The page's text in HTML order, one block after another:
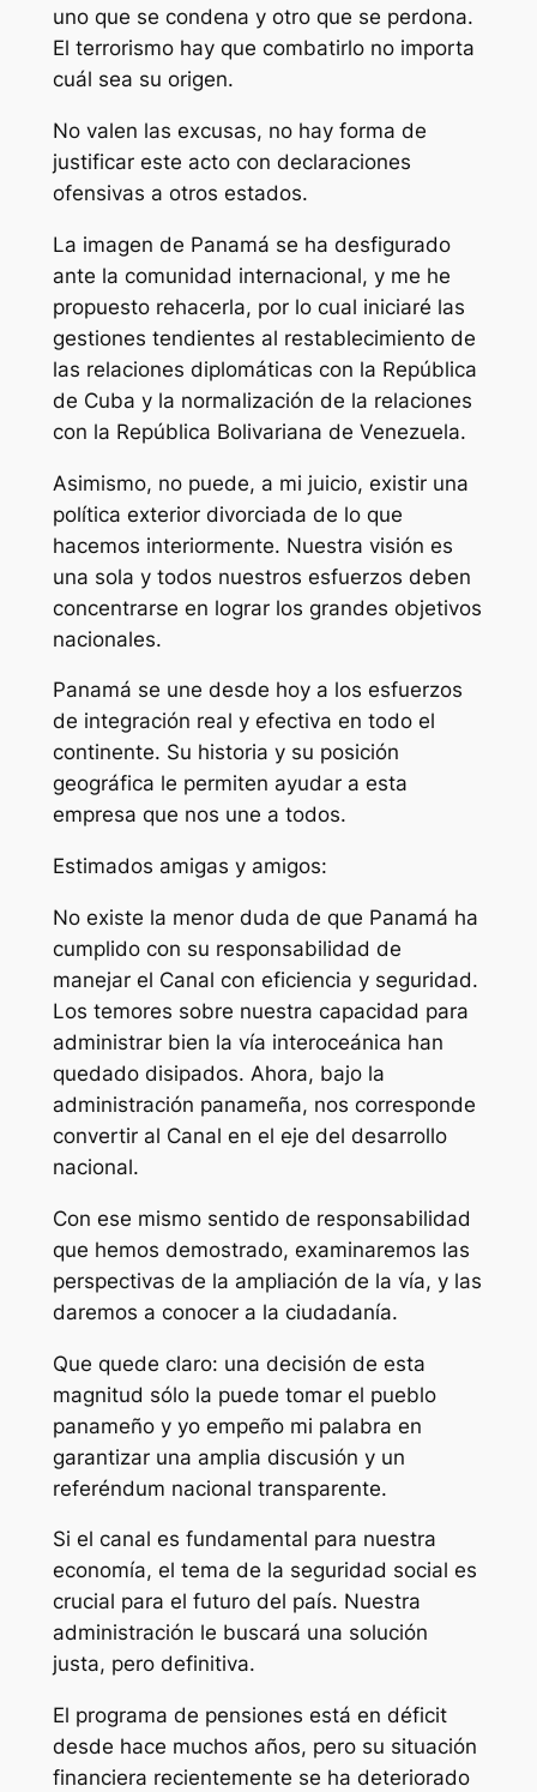
uno que se condena y otro que se perdona.
El terrorismo hay que combatirlo no importa
cuál sea su origen.
No valen las excusas, no hay forma de
justificar este acto con declaraciones
ofensivas a otros estados.
La imagen de Panamá se ha desfigurado
ante la comunidad internacional, y me he
propuesto rehacerla, por lo cual iniciaré las
gestiones tendientes al restablecimiento de
las relaciones diplomáticas con la República
de Cuba y la normalización de la relaciones
con la República Bolivariana de Venezuela.
Asimismo, no puede, a mi juicio, existir una
política exterior divorciada de lo que
hacemos interiormente. Nuestra visión es
una sola y todos nuestros esfuerzos deben
concentrarse en lograr los grandes objetivos
nacionales.
Panamá se une desde hoy a los esfuerzos
de integración real y efectiva en todo el
continente. Su historia y su posición
geográfica le permiten ayudar a esta
empresa que nos une a todos.
Estimados amigas y amigos:
No existe la menor duda de que Panamá ha
cumplido con su responsabilidad de
manejar el Canal con eficiencia y seguridad.
Los temores sobre nuestra capacidad para
administrar bien la vía interoceánica han
quedado disipados. Ahora, bajo la
administración panameña, nos corresponde
convertir al Canal en el eje del desarrollo
nacional.
Con ese mismo sentido de responsabilidad
que hemos demostrado, examinaremos las
perspectivas de la ampliación de la vía, y las
daremos a conocer a la ciudadanía.
Que quede claro: una decisión de esta
magnitud sólo la puede tomar el pueblo
panameño y yo empeño mi palabra en
garantizar una amplia discusión y un
referéndum nacional transparente.
Si el canal es fundamental para nuestra
economía, el tema de la seguridad social es
crucial para el futuro del país. Nuestra
administración le buscará una solución
justa, pero definitiva.
El programa de pensiones está en déficit
desde hace muchos años, pero su situación
financiera recientemente se ha deteriorado